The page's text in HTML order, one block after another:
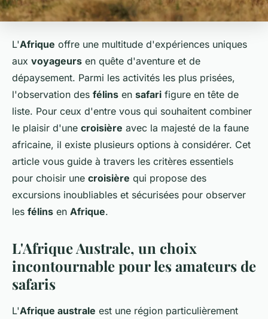
L'Afrique offre une multitude d'expériences uniques
aux voyageurs en quête d'aventure et de
dépaysement. Parmi les activités les plus prisées,
l'observation des félins en safari figure en tête de
liste. Pour ceux d'entre vous qui souhaitent combiner
le plaisir d'une croisière avec la majesté de la faune
africaine, il existe plusieurs options à considérer. Cet
article vous guide à travers les critères essentiels
pour choisir une croisière qui propose des
excursions inoubliables et sécurisées pour observer
les félins en Afrique.
L'Afrique Australe, un choix
incontournable pour les amateurs de
safaris
L'Afrique australe est une région particulièrement